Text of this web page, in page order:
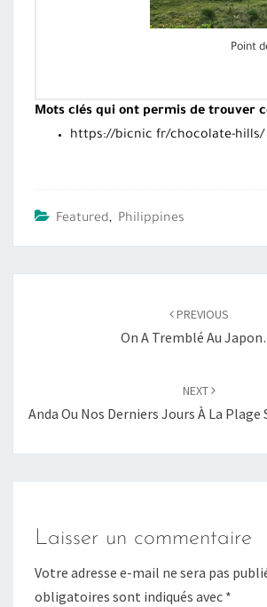
Point
Mots clés qui ont permis de trouver
https://bicnic fr/chocolate-hills/
Featured, Philippines
PREVIOUS
On A Tremblé Au
NEXT
Anda Ou Nos Derniers Jours À La Plage
Laisser un commentaire
Votre adresse e-mail ne sera pas
obligatoires sont indiqués avec *